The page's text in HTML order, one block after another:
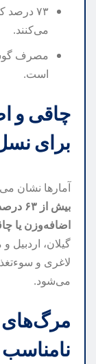
۷۳
می‌کنند.
مصرف
است.
چاقی و
برای
آمارها نشان
اضافه‌وزن یا
گیلان، اردبیل
لاغری و
می‌شود.
مرگ‌های
نامناسب